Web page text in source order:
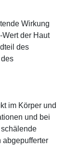
Wirkung
der Haut
des
im Körper und
und bei
abgepufferter